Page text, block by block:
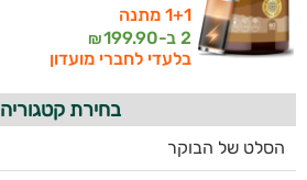
1+1 מתנה
2 ב-
199.90
₪
בלעדי לחברי מועדון
בחירת קטגוריה
הסלט של הבוקר